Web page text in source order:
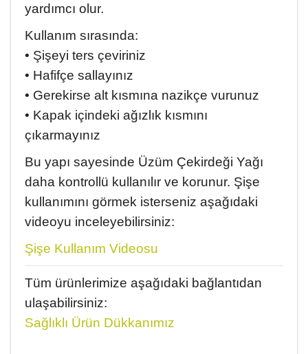
yardımcı olur.
Kullanım sırasında:
• Şişeyi ters çeviriniz
• Hafifçe sallayınız
• Gerekirse alt kısmına nazikçe vurunuz
• Kapak içindeki ağızlık kısmını
çıkarmayınız
Bu yapı sayesinde Üzüm Çekirdeği Yağı
daha kontrollü kullanılır ve korunur. Şişe
kullanımını görmek isterseniz aşağıdaki
videoyu inceleyebilirsiniz:
Şişe Kullanım Videosu
Tüm ürünlerimize aşağıdaki bağlantıdan
ulaşabilirsiniz:
Sağlıklı Ürün Dükkanımız